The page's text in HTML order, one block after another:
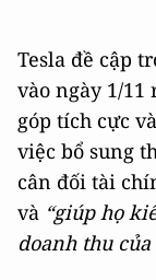
Tesla đề cập
vào ngày 1/11
góp tích cực
việc bổ sung
cân đối tài
và “giúp họ
doanh thu của